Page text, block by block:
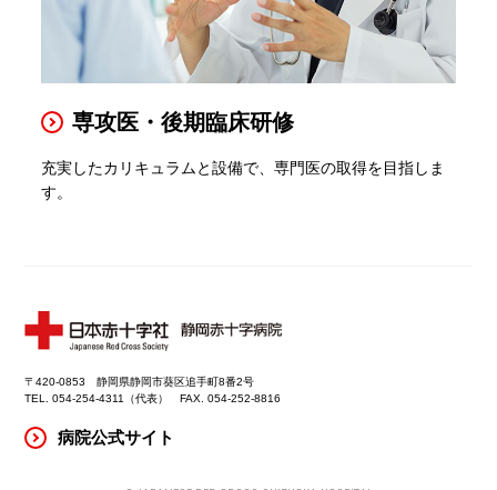
専攻医・後期臨床研修
充実したカリキュラムと設備で、専門医の取得を目指しま
す。
〒420-0853 静岡県静岡市葵区追手町8番2号
TEL. 054-254-4311（代表） FAX. 054-252-8816
病院公式サイト